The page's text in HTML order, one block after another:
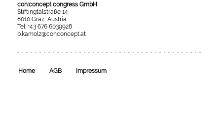
con:concept congress GmbH
Stiftingtalstraße 14
8010 Graz, Austria
Tel: +43 676 6039928
b.kamolz@conconcept.at
esraSoft
esraCMS
Home AGB Impressum